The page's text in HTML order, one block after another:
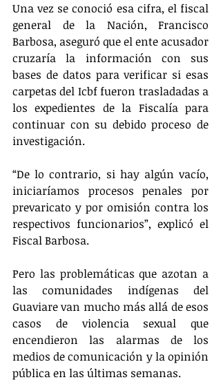
Una vez se conoció esa cifra, el fiscal
general de la Nación, Francisco
Barbosa, aseguró que el ente acusador
cruzaría la información con sus
bases de datos para verificar si esas
carpetas del Icbf fueron trasladadas a
los expedientes de la Fiscalía para
continuar con su debido proceso de
investigación.
“De lo contrario, si hay algún vacío,
iniciaríamos procesos penales por
prevaricato y por omisión contra los
respectivos funcionarios”, explicó el
Fiscal Barbosa.
Pero las problemáticas que azotan a
las comunidades indígenas del
Guaviare van mucho más allá de esos
casos de violencia sexual que
encendieron las alarmas de los
medios de comunicación y la opinión
pública en las últimas semanas.